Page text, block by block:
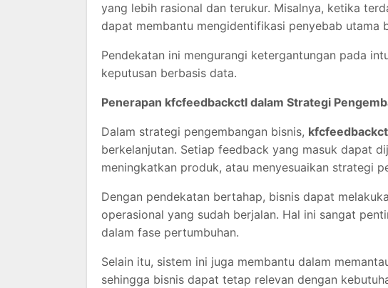
yang lebih rasional dan terukur. Misalnya, ketika
dapat membantu mengidentifikasi penyebab utama
Pendekatan ini mengurangi ketergantungan pada
keputusan berbasis data.
Penerapan kfcfeedbackctl dalam Strategi
Dalam strategi pengembangan bisnis,
berkelanjutan. Setiap feedback yang masuk dapat
meningkatkan produk, atau menyesuaikan strategi
Dengan pendekatan bertahap, bisnis dapat
operasional yang sudah berjalan. Hal ini sangat
dalam fase pertumbuhan.
Selain itu, sistem ini juga membantu dalam
sehingga bisnis dapat tetap relevan dengan